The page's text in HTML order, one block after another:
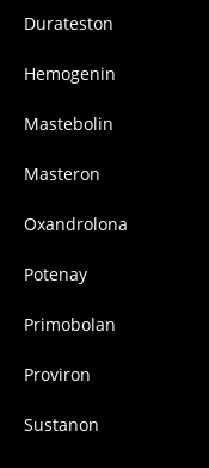
Durateston
Hemogenin
Mastebolin
Masteron
Oxandrolona
Potenay
Primobolan
Proviron
Sustanon